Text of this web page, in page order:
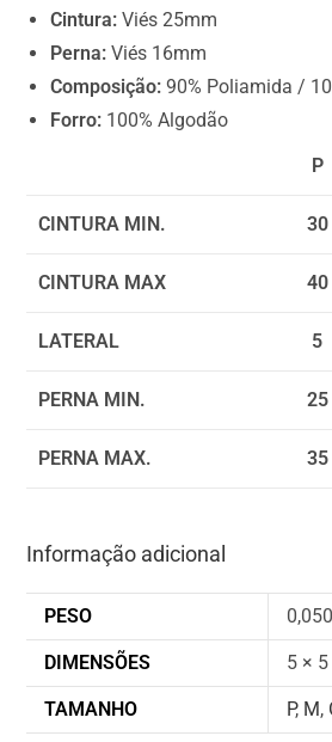
0
0
Cintura: Viés 25mm
Perna:Viés 16mm
Composição: 90% Poliamida /
Forro: 100% Algodão
P
CINTURA MIN. 30
CINTURA MAX 40
LATERAL 5
PERNA MIN. 25
PERNA MAX. 35
Informação adicional
PESO
DIMENSÕES 5 ×
TAMANHO P, M,